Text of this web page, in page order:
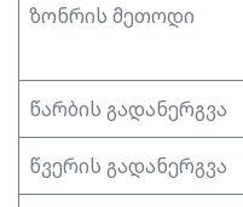
ზონრის მეთოდი
წარბის გადანერგვა
წვერის გადანერგვა